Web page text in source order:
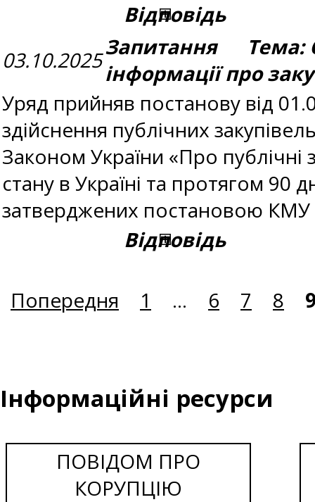
Відповідь
03.10.2025Запитання Тема:
інформації про
Уряд прийняв постанову від
здійснення публічних
Законом України «Про публічні
стану в Україні та протягом 90
затверджених постановою
Відповідь
Попередня 1 ... 6 7 8
Інформаційні ресурси
ПОВІДОМ ПРО
КОРУПЦІЮ